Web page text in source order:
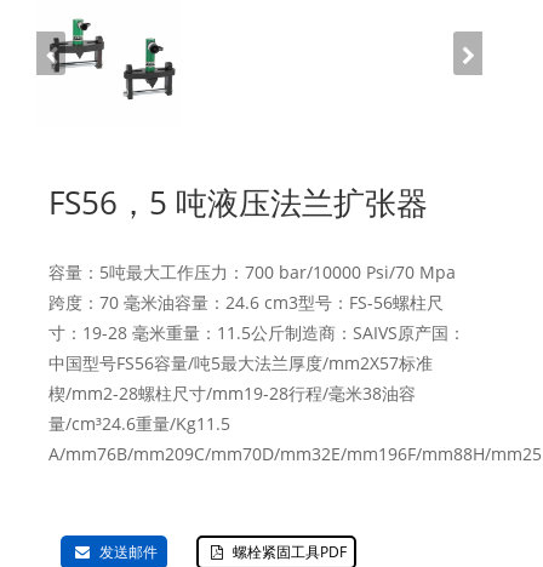
FS56，5 吨液压法兰扩张器
容量：5吨最大工作压力：700 bar/10000 Psi/70 Mpa
跨度：70 毫米油容量：24.6 cm3型号：FS-56螺柱尺
寸：19-28 毫米重量：11.5公斤制造商：SAIVS原产国：
中国型号FS56容量/吨5最大法兰厚度/mm2X57标准
楔/mm2-28螺柱尺寸/mm19-28行程/毫米38油容
量/cm³24.6重量/Kg11.5
A/mm76B/mm209C/mm70D/mm32E/mm196F/mm88H/
发送邮件 螺栓紧固工具PDF